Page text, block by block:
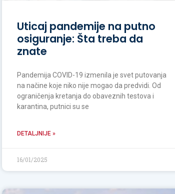
Uticaj pandemije na putno
osiguranje: Šta treba da
znate
Pandemija COVID-19 izmenila je svet putovanja
na načine koje niko nije mogao da predvidi. Od
ograničenja kretanja do obaveznih testova i
karantina, putnici su se
DETALJNIJE »
16/01/2025